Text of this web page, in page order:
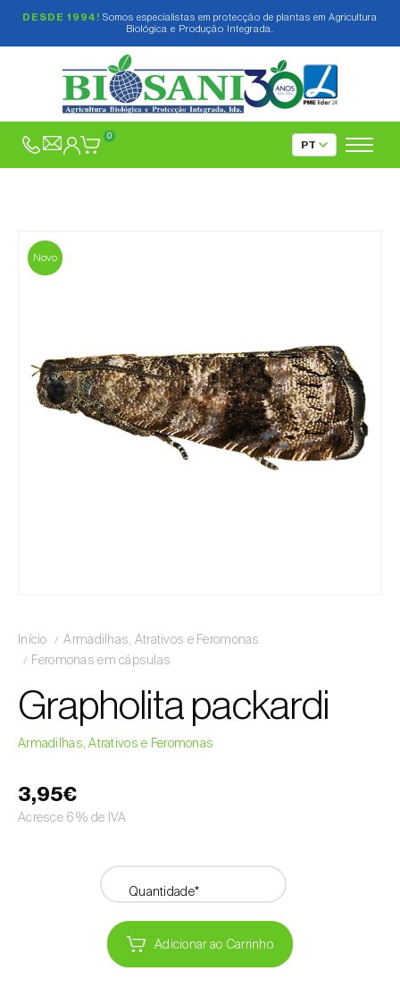
DESDE 1994! Somos especialistas em protecção de plantas em Agricultura
Biológica e Produção Integrada.
0
Novo
Início
Armadilhas, Atrativos e Feromonas
Feromonas em cápsulas
Grapholita packardi
Armadilhas, Atrativos e Feromonas
3,95€
Acresce 6% de IVA
Quantidade*
Adicionar ao Carrinho